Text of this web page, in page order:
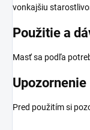
vonkajšiu
Použitie a
Masť sa podľa
Upozornenie
Pred použitím si